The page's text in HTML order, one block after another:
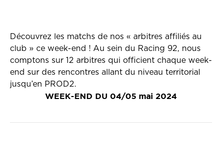
Découvrez les matchs de nos « arbitres affiliés au
club » ce week-end ! Au sein du Racing 92, nous
comptons sur 12 arbitres qui officient chaque week-
end sur des rencontres allant du niveau territorial
jusqu’en PROD2.
WEEK-END DU 04/05 mai 2024